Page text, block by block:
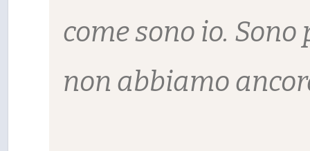
come sono io.
non abbiamo